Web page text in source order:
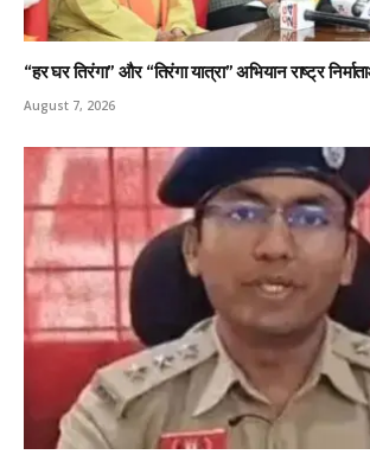
“हर घर तिरंगा” और “तिरंगा यात्रा” अभियान राष्ट्र
August 7, 2026